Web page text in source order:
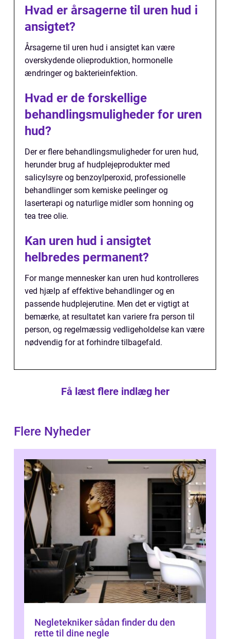
Hvad er årsagerne til uren hud i
ansigtet?
Årsagerne til uren hud i ansigtet kan være
overskydende olieproduktion, hormonelle
ændringer og bakterieinfektion.
Hvad er de forskellige
behandlingsmuligheder for uren
hud?
Der er flere behandlingsmuligheder for uren hud,
herunder brug af hudplejeprodukter med
salicylsyre og benzoylperoxid, professionelle
behandlinger som kemiske peelinger og
laserterapi og naturlige midler som honning og
tea tree olie.
Kan uren hud i ansigtet
helbredes permanent?
For mange mennesker kan uren hud kontrolleres
ved hjælp af effektive behandlinger og en
passende hudplejerutine. Men det er vigtigt at
bemærke, at resultatet kan variere fra person til
person, og regelmæssig vedligeholdelse kan være
nødvendig for at forhindre tilbagefald.
Få læst flere indlæg her
Flere Nyheder
Negletekniker sådan finder du den
rette til dine negle